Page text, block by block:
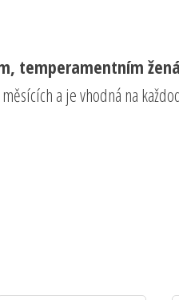
temperamentním
a je vhodná na